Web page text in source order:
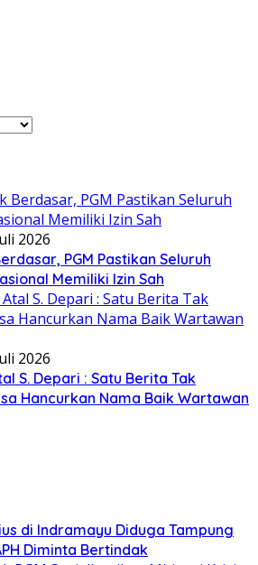
2026
PGM Pastikan Seluruh
Memiliki Izin Sah
2026
S. Depari : Satu Berita Tak
Hancurkan Nama Baik Wartawan
di Indramayu Diduga Tampung
Diminta Bertindak